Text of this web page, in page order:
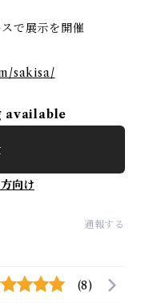
で展示を開催
sakisa/
available
向け
通報する
(8)